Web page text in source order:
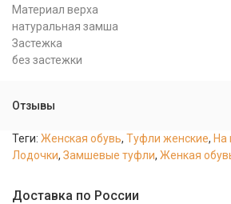
Материал верха
натуральная замша
Застежка
без застежки
Отзывы
Теги: Женская обувь, Туфли женские, На
Лодочки, Замшевые туфли, Женкая
Доставка по России